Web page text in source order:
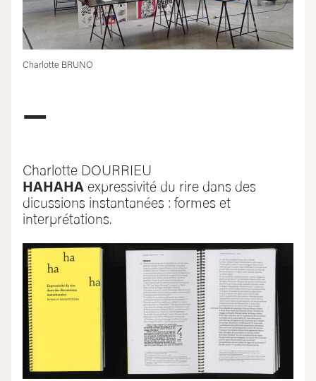
Charlotte BRUNO
—
Charlotte DOURRIEU
HAHAHA expressivité du rire dans des
dicussions instantanées : formes et
interprétations.